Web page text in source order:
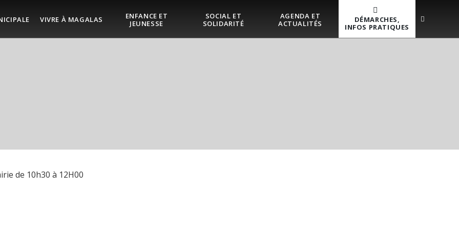
VIVRE À MAGALAS
ENFANCE ET
JEUNESSE
SOCIAL ET
SOLIDARITÉ
AGENDA ET
ACTUALITÉS
DÉMARCHES,
INFOS PRATIQUES
de 10h30 à 12H00